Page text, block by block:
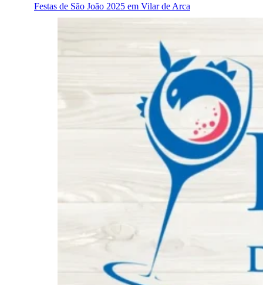
Festas de São João 2025 em Vilar de Arca